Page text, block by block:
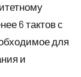
6 тактов с
для
и